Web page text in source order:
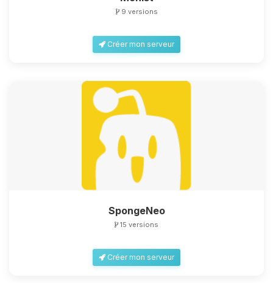
9 versions
Créer mon serveur
SpongeNeo
15 versions
Créer mon serveur